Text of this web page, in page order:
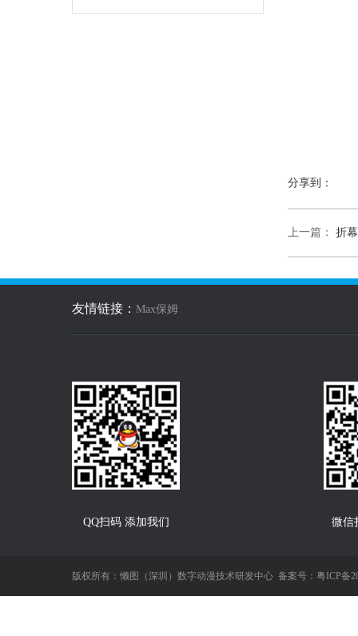
分享到：
上一篇： 折
友情链接： Max保姆
QQ扫码 添加我们 微信
版权所有：懒图（深圳）数字动漫技术研发中心 备案号：粤ICP备